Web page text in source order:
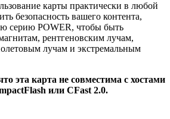
карты практически в любой
безопасность вашего контента,
серию POWER, чтобы быть
рентгеновским лучам,
лучам и экстремальным
эта карта не совместима с хостами
или CFast 2.0.